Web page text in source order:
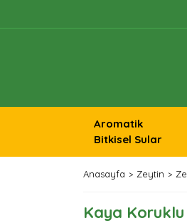
Aromatik
Bitkisel Sular
Anasayfa Zeytin
Kaya